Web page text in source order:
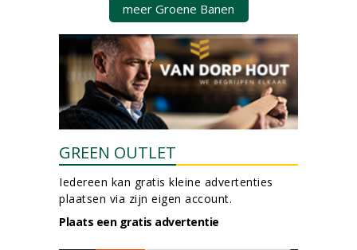
meer Groene Banen
GREEN OUTLET
Iedereen kan gratis kleine advertenties
plaatsen via zijn eigen account.
Plaats een gratis advertentie